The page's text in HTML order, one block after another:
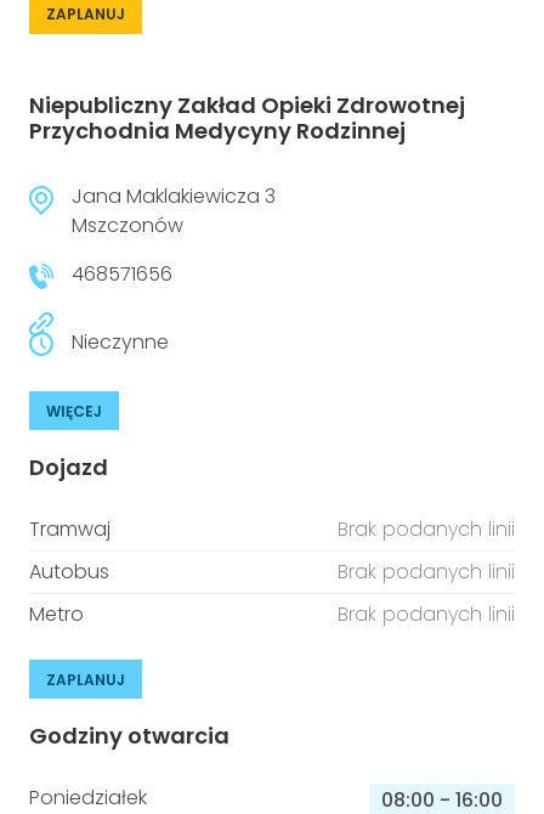
ZAPLANUJ
Niepubliczny Zakład Opieki Zdrowotnej
Przychodnia Medycyny Rodzinnej
Jana Maklakiewicza 3
Mszczonów
468571656
Nieczynne
WIĘCEJ
Dojazd
Tramwaj
Brak podanych linii
Autobus
Brak podanych linii
Metro
Brak podanych linii
ZAPLANUJ
Godziny otwarcia
Poniedziałek 08:00 - 16:00